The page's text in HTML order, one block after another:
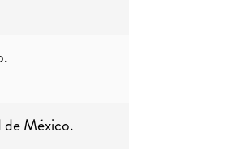
México.